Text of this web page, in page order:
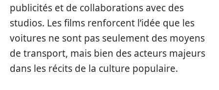
publicités et de collaborations avec des
studios. Les films renforcent l’idée que les
voitures ne sont pas seulement des moyens
de transport, mais bien des acteurs majeurs
dans les récits de la culture populaire.